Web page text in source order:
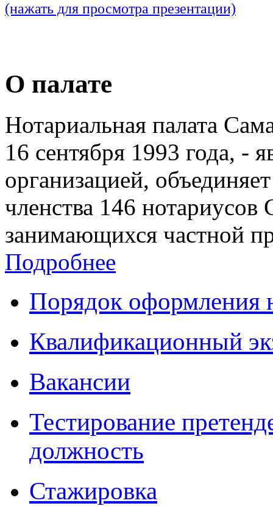
(нажать для просмотра презентации)
О палате
Нотариальная палата
16 сентября 1993 года, -
организацией,
членства 146 нотариусов
занимающихся частной
Подробнее
Порядок оформления
Квалификационный
Вакансии
Тестирование
должность
Стажировка